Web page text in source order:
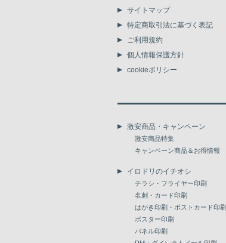
サイトマップ
特定商取引法に基づく表記
ご利用規約
個人情報保護方針
cookieポリシー
激安商品・キャンペーン
激安商品特集
キャンペーン商品＆お得情報
イロドリのイチオシ
チラシ・フライヤー印刷
名刺・カード印刷
はがき印刷・ポストカード印刷
ポスター印刷
パネル印刷